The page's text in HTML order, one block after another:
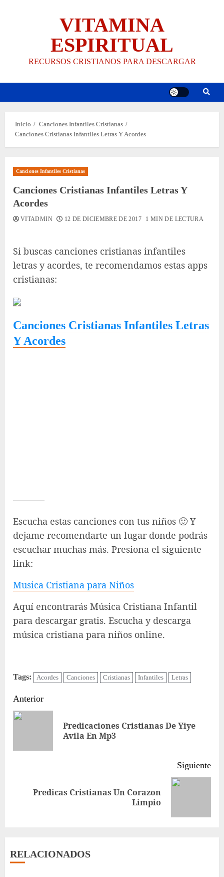
VITAMINA
ESPIRITUAL
RECURSOS CRISTIANOS PARA DESCARGAR
Inicio
Canciones Infantiles Cristianas
Canciones Cristianas Infantiles Letras Y Acordes
Canciones Infantiles Cristianas
Canciones Cristianas Infantiles Letras Y
Acordes
VITADMIN 12 DE DICIEMBRE DE 2017 1 MIN DE LECTURA
Si buscas canciones cristianas infantiles
letras y acordes, te recomendamos estas apps
cristianas:
Canciones Cristianas Infantiles Letras
Y Acordes
———–
Escucha estas canciones con tus niños 🙂 Y
dejame recomendarte un lugar donde podrás
escuchar muchas más. Presiona el siguiente
link:
Musica Cristiana para Niños
Aquí encontrarás Música Cristiana Infantil
para descargar gratis. Escucha y descarga
música cristiana para niños online.
Tags: Acordes Canciones Cristianas Infantiles Letras
Sigue
leyendo
Anterior
Predicaciones Cristianas De Yiye
Avila En Mp3
Siguiente
SiguientePredicas Cristianas Un Corazon
Limpio
RELACIONADOS